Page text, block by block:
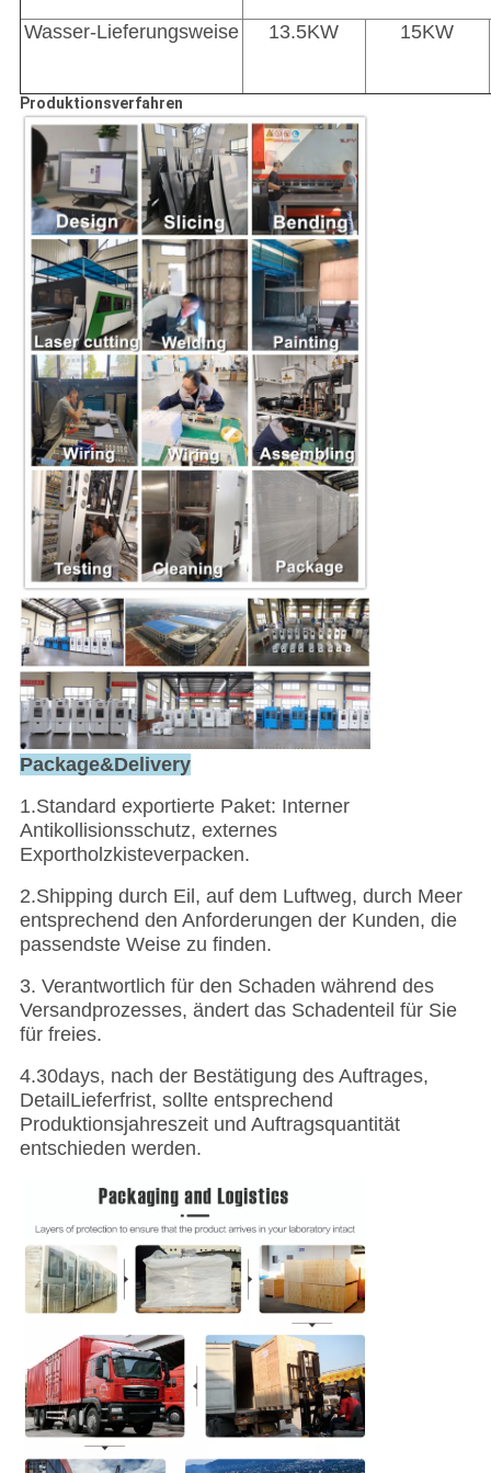
Wasser-Lieferungsweise 13.5KW 15KW
Produktionsverfahren
Package&Delivery
1.Standard exportierte Paket: Interner
Antikollisionsschutz, externes
Exportholzkisteverpacken.
2.Shipping durch Eil, auf dem Luftweg, durch Meer
entsprechend den Anforderungen der Kunden, die
passendste Weise zu finden.
3. Verantwortlich für den Schaden während des
Versandprozesses, ändert das Schadenteil für Sie
für freies.
4.30days, nach der Bestätigung des Auftrages,
DetailLieferfrist, sollte entsprechend
Produktionsjahreszeit und Auftragsquantität
entschieden werden.